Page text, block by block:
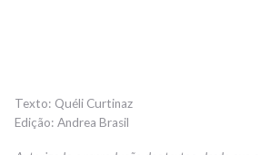
Quéli Curtinaz
Andrea Brasil